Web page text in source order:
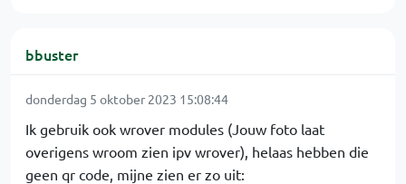
bbuster
donderdag 5 oktober 2023 15:08:44
Ik gebruik ook wrover modules (Jouw foto laat
overigens wroom zien ipv wrover), helaas hebben die
geen qr code, mijne zien er zo uit: